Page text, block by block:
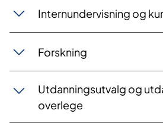
Internundervisning og
Forskning
Utdanningsutvalg og
overlege